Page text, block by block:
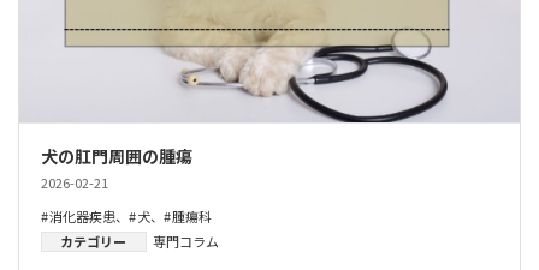
犬の肛門周囲の腫瘍
2026-02-21
消化器疾患、 犬、
腫瘍科
カテゴリー
専門コラム